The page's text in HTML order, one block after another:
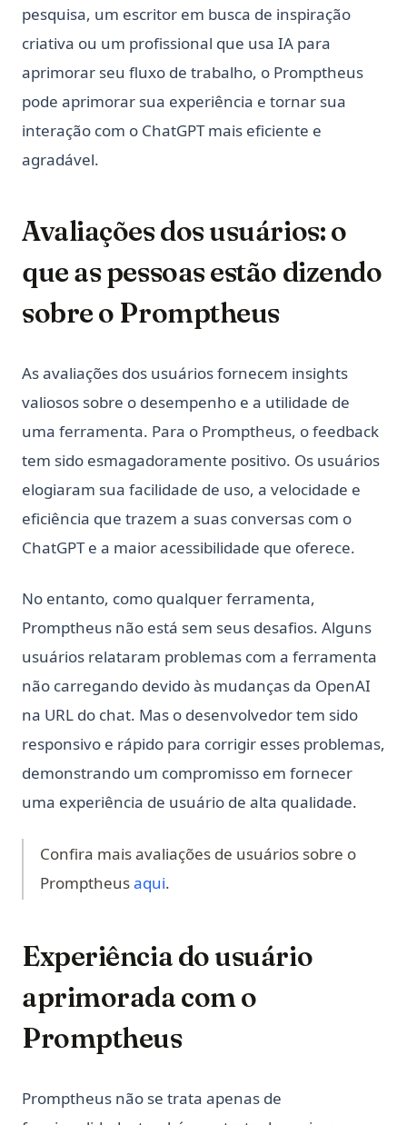
pesquisa, um escritor em busca de inspiração
criativa ou um profissional que usa IA para
aprimorar seu fluxo de trabalho, o Promptheus
pode aprimorar sua experiência e tornar sua
interação com o ChatGPT mais eficiente e
agradável.
Avaliações dos usuários: o
que as pessoas estão dizendo
sobre o Promptheus
As avaliações dos usuários fornecem insights
valiosos sobre o desempenho e a utilidade de
uma ferramenta. Para o Promptheus, o feedback
tem sido esmagadoramente positivo. Os usuários
elogiaram sua facilidade de uso, a velocidade e
eficiência que trazem a suas conversas com o
ChatGPT e a maior acessibilidade que oferece.
No entanto, como qualquer ferramenta,
Promptheus não está sem seus desafios. Alguns
usuários relataram problemas com a ferramenta
não carregando devido às mudanças da OpenAI
na URL do chat. Mas o desenvolvedor tem sido
responsivo e rápido para corrigir esses problemas,
demonstrando um compromisso em fornecer
uma experiência de usuário de alta qualidade.
Confira mais avaliações de usuários sobre o
Promptheusaqui(opens in a new tab)
.
Experiência do usuário
aprimorada com o
Promptheus
Promptheus não se trata apenas de